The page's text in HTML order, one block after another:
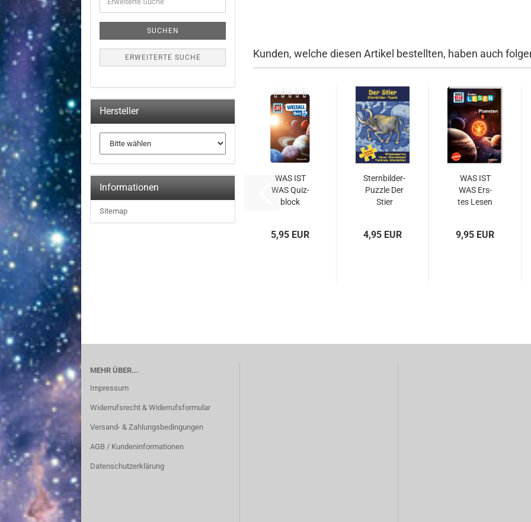
Kunden, welche diesen Artikel bestellten, haben auch
WAS IST
WAS Quiz­
block
5,95 EUR
Sternbilder-​​
Puz­zle Der
Stier
4,95 EUR
WAS IST
WAS Ers­
tes Lesen
9,95 EUR
Suche
SUCHEN
ERWEITERTE SUCHE
Hersteller
Informationen
Sitemap
MEHR ÜBER...
Impressum
Widerrufsrecht & Widerrufsformular
Versand- & Zahlungsbedingungen
AGB / Kundeninformationen
Datenschutzerklärung